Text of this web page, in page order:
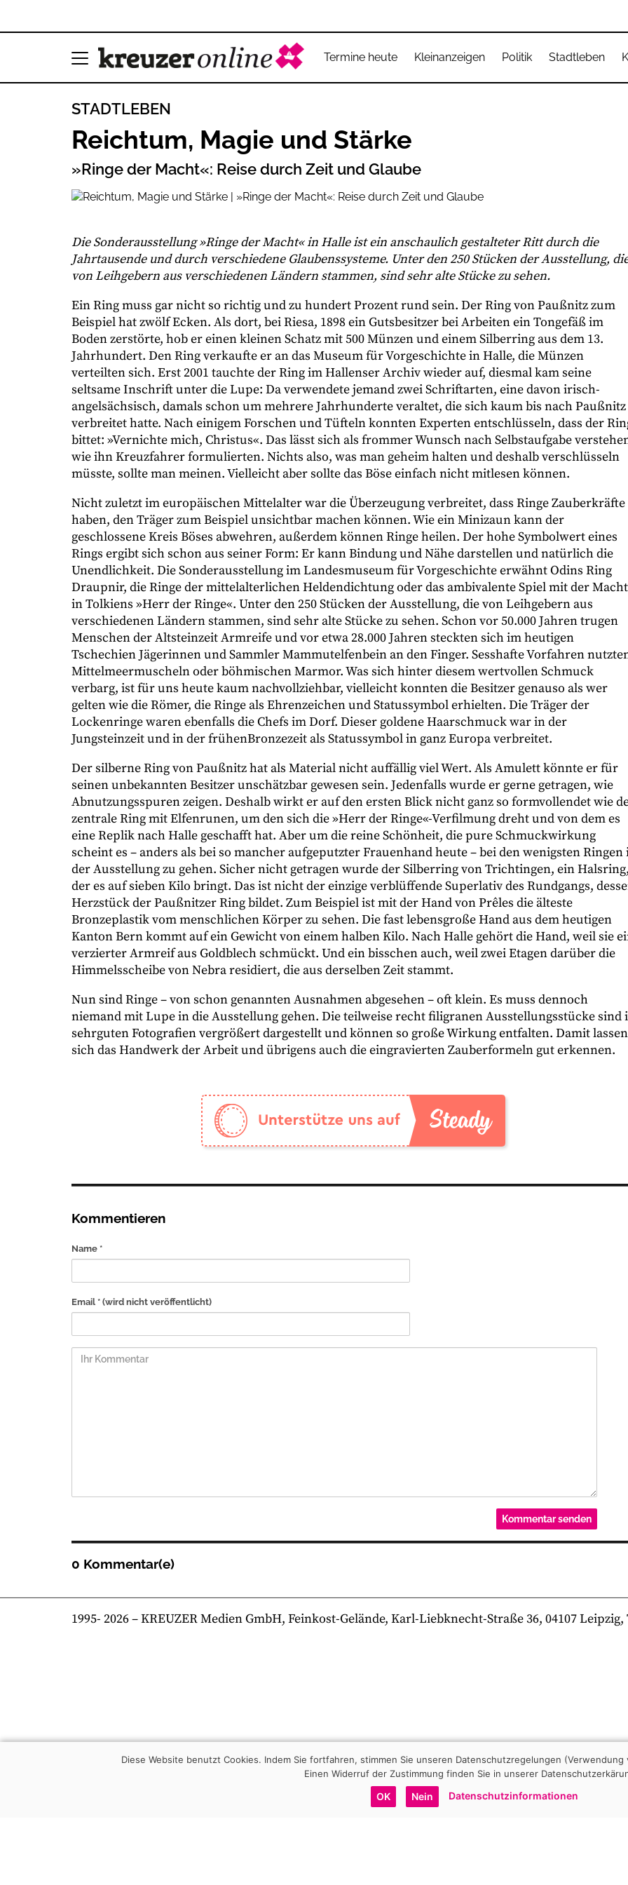
Termine heute Kleinanzeigen Politik Stadtleben
STADTLEBEN
Reichtum, Magie und Stärke
»Ringe der Macht«: Reise durch Zeit und Glaube
Die Sonderausstellung »Ringe der Macht« in Halle ist ein anschaulich gestalteter Ritt durch die
Jahrtausende und durch verschiedene Glaubenssysteme. Unter den 250 Stücken der Ausstellung,
von Leihgebern aus verschiedenen Ländern stammen, sind sehr alte Stücke zu sehen.
Ein Ring muss gar nicht so richtig und zu hundert Prozent rund sein. Der Ring von Paußnitz zum
Beispiel hat zwölf Ecken. Als dort, bei Riesa, 1898 ein Gutsbesitzer bei Arbeiten ein Tongefäß im
Boden zerstörte, hob er einen kleinen Schatz mit 500 Münzen und einem Silberring aus dem 13.
Jahrhundert. Den Ring verkaufte er an das Museum für Vorgeschichte in Halle, die Münzen
verteilten sich. Erst 2001 tauchte der Ring im Hallenser Archiv wieder auf, diesmal kam seine
seltsame Inschrift unter die Lupe: Da verwendete jemand zwei Schriftarten, eine davon irisch-
angelsächsisch, damals schon um mehrere Jahrhunderte veraltet, die sich kaum bis nach Paußnitz
verbreitet hatte. Nach einigem Forschen und Tüfteln konnten Experten entschlüsseln, dass der
bittet: »Vernichte mich, Christus«. Das lässt sich als frommer Wunsch nach Selbstaufgabe
wie ihn Kreuzfahrer formulierten. Nichts also, was man geheim halten und deshalb verschlüsseln
müsste, sollte man meinen. Vielleicht aber sollte das Böse einfach nicht mitlesen können.
Nicht zuletzt im europäischen Mittelalter war die Überzeugung verbreitet, dass Ringe Zauberkräfte
haben, den Träger zum Beispiel unsichtbar machen können. Wie ein Minizaun kann der
geschlossene Kreis Böses abwehren, außerdem können Ringe heilen. Der hohe Symbolwert eines
Rings ergibt sich schon aus seiner Form: Er kann Bindung und Nähe darstellen und natürlich die
Unendlichkeit. Die Sonderausstellung im Landesmuseum für Vorgeschichte erwähnt Odins Ring
Draupnir, die Ringe der mittelalterlichen Heldendichtung oder das ambivalente Spiel mit der Macht
in Tolkiens »Herr der Ringe«. Unter den 250 Stücken der Ausstellung, die von Leihgebern aus
verschiedenen Ländern stammen, sind sehr alte Stücke zu sehen. Schon vor 50.000 Jahren trugen
Menschen der Altsteinzeit Armreife und vor etwa 28.000 Jahren steckten sich im heutigen
Tschechien Jägerinnen und Sammler Mammutelfenbein an den Finger. Sesshafte Vorfahren
Mittelmeermuscheln oder böhmischen Marmor. Was sich hinter diesem wertvollen Schmuck
verbarg, ist für uns heute kaum nachvollziehbar, vielleicht konnten die Besitzer genauso als wer
gelten wie die Römer, die Ringe als Ehrenzeichen und Statussymbol erhielten. Die Träger der
Lockenringe waren ebenfalls die Chefs im Dorf. Dieser goldene Haarschmuck war in der
Jungsteinzeit und in der frühenBronzezeit als Statussymbol in ganz Europa verbreitet.
Der silberne Ring von Paußnitz hat als Material nicht auffällig viel Wert. Als Amulett könnte er für
seinen unbekannten Besitzer unschätzbar gewesen sein. Jedenfalls wurde er gerne getragen, wie
Abnutzungsspuren zeigen. Deshalb wirkt er auf den ersten Blick nicht ganz so formvollendet wie
zentrale Ring mit Elfenrunen, um den sich die »Herr der Ringe«-Verfilmung dreht und von dem es
eine Replik nach Halle geschafft hat. Aber um die reine Schönheit, die pure Schmuckwirkung
scheint es – anders als bei so mancher aufgeputzter Frauenhand heute – bei den wenigsten Ringen
der Ausstellung zu gehen. Sicher nicht getragen wurde der Silberring von Trichtingen, ein
der es auf sieben Kilo bringt. Das ist nicht der einzige verblüffende Superlativ des Rundgangs,
Herzstück der Paußnitzer Ring bildet. Zum Beispiel ist mit der Hand von Prêles die älteste
Bronzeplastik vom menschlichen Körper zu sehen. Die fast lebensgroße Hand aus dem heutigen
Kanton Bern kommt auf ein Gewicht von einem halben Kilo. Nach Halle gehört die Hand, weil sie
verzierter Armreif aus Goldblech schmückt. Und ein bisschen auch, weil zwei Etagen darüber die
Himmelsscheibe von Nebra residiert, die aus derselben Zeit stammt.
Nun sind Ringe – von schon genannten Ausnahmen abgesehen – oft klein. Es muss dennoch
niemand mit Lupe in die Ausstellung gehen. Die teilweise recht filigranen Ausstellungsstücke sind
sehrguten Fotografien vergrößert dargestellt und können so große Wirkung entfalten. Damit lassen
sich das Handwerk der Arbeit und übrigens auch die eingravierten Zauberformeln gut erkennen.
Kommentieren
Name *
Email * (wird nicht veröffentlicht)
0 Kommentar(e)
1995- 2026– KREUZER Medien GmbH, Feinkost-Gelände, Karl-Liebknecht-Straße 36, 04107
Diese Website benutzt Cookies. Indem Sie fortfahren, stimmen Sie unseren Datenschutzregelungen
Einen Widerruf der Zustimmung finden Sie in unserer
OK Nein Datenschutzinformationen